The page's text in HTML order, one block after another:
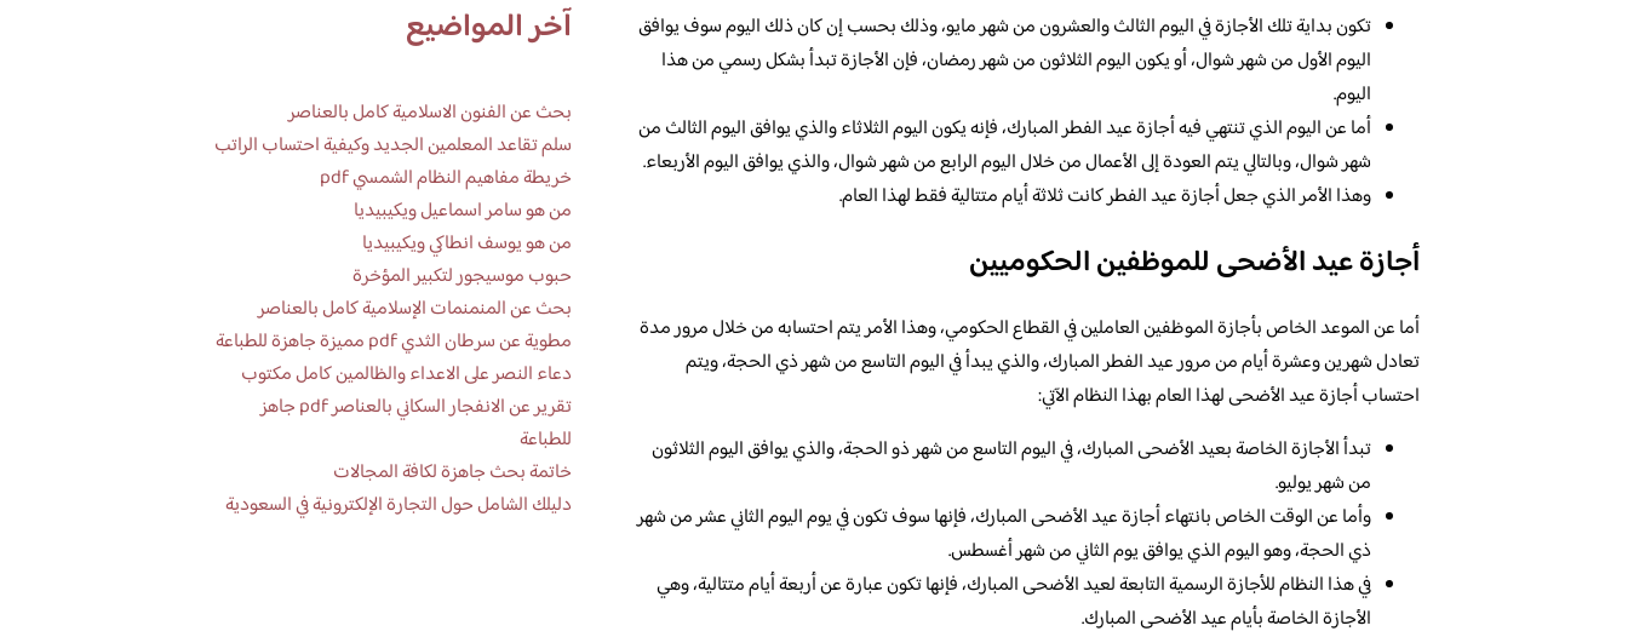
تكون بداية تلك الأجازة في اليوم الثالث والعشرون من شهر مايو، وذلك بحسب إن كان ذلك اليوم سوف يوافق
اليوم الأول من شهر شوال، أو يكون اليوم الثلاثون من شهر رمضان، فإن الأجازة تبدأ بشكل رسمي من هذا
اليوم.
أما عن اليوم الذي تنتهي فيه أجازة عيد الفطر المبارك، فإنه يكون اليوم الثلاثاء والذي يوافق اليوم الثالث من
شهر شوال، وبالتالي يتم العودة إلى الأعمال من خلال اليوم الرابع من شهر شوال، والذي يوافق اليوم الأربعاء.
وهذا الأمر الذي جعل أجازة عيد الفطر كانت ثلاثة أيام متتالية فقط لهذا العام.
أجازة عيد الأضحى للموظفين الحكوميين
أما عن الموعد الخاص بأجازة الموظفين العاملين في القطاع الحكومي، وهذا الأمر يتم احتسابه من خلال مرور مدة
تعادل شهرين وعشرة أيام من مرور عيد الفطر المبارك، والذي يبدأ في اليوم التاسع من شهر ذي الحجة، ويتم
احتساب أجازة عيد الأضحى لهذا العام بهذا النظام الآتي:
تبدأ الأجازة الخاصة بعيد الأضحى المبارك، في اليوم التاسع من شهر ذو الحجة، والذي يوافق اليوم الثلاثون
من شهر يوليو.
وأما عن الوقت الخاص بانتهاء أجازة عيد الأضحى المبارك، فإنها سوف تكون في يوم اليوم الثاني عشر من شهر
ذي الحجة، وهو اليوم الذي يوافق يوم الثاني من شهر أغسطس.
في هذا النظام للأجازة الرسمية التابعة لعيد الأضحى المبارك، فإنها تكون عبارة عن أربعة أيام متتالية، وهي
الأجازة الخاصة بأيام عيد الأضحى المبارك.
آخر المواضيع
بحث عن الفنون الاسلامية كامل بالعناصر
سلم تقاعد المعلمين الجديد وكيفية احتساب الراتب
خريطة مفاهيم النظام الشمسي pdf
من هو سامر اسماعيل ويكيبيديا
من هو يوسف انطاكي ويكيبيديا
حبوب موسيجور لتكبير المؤخرة
بحث عن المنمنمات الإسلامية كامل بالعناصر
مطوية عن سرطان الثدي pdf مميزة جاهزة للطباعة
دعاء النصر على الاعداء والظالمين كامل مكتوب
تقرير عن الانفجار السكاني بالعناصر pdf جاهز
للطباعة
خاتمة بحث جاهزة لكافة المجالات
دليلك الشامل حول التجارة الإلكترونية في السعودية